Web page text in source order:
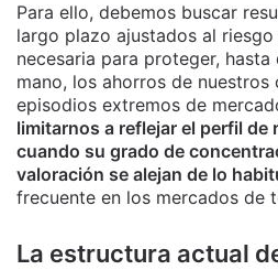
Para ello, debemos buscar
largo plazo ajustados al
necesaria para proteger,
mano, los ahorros de nuestros
episodios extremos de
limitarnos a reflejar el perfil de
cuando su grado de
valoración se alejan de lo
frecuente en los mercados de
La estructura actual